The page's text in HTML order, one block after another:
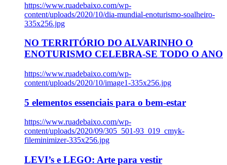
https://www.ruadebaixo.com/wp-
content/uploads/2020/10/dia-mundial-enoturismo-soalheiro-
335x256.jpg
NO TERRITÓRIO DO ALVARINHO O
ENOTURISMO CELEBRA-SE TODO O ANO
https://www.ruadebaixo.com/wp-
content/uploads/2020/10/image1-335x256.jpg
5 elementos essenciais para o bem-estar
https://www.ruadebaixo.com/wp-
content/uploads/2020/09/305_501-93_019_cmyk-
fileminimizer-335x256.jpg
LEVI’s e LEGO: Arte para vestir